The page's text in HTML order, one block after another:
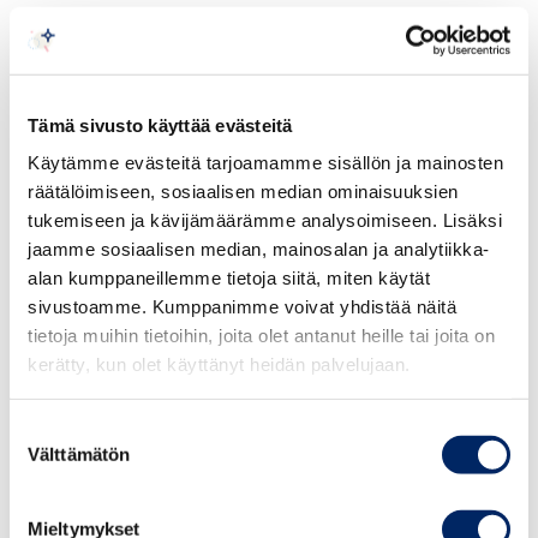
Tämä sivusto käyttää evästeitä
Käytämme evästeitä tarjoamamme sisällön ja mainosten
räätälöimiseen, sosiaalisen median ominaisuuksien
tukemiseen ja kävijämäärämme analysoimiseen. Lisäksi
jaamme sosiaalisen median, mainosalan ja analytiikka-
alan kumppaneillemme tietoja siitä, miten käytät
sivustoamme. Kumppanimme voivat yhdistää näitä
tietoja muihin tietoihin, joita olet antanut heille tai joita on
kerätty, kun olet käyttänyt heidän palvelujaan.
valinta
Välttämätön
Mieltymykset
Section 2:
Where to find investment for your
China adventure.
Speech 1:What do Chinese investors care
about? Where-else to find financial support?
Yan Xu